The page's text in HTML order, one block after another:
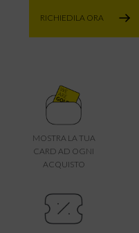
RICHIEDILA ORA
MOSTRA LA TUA
CARD AD OGNI
ACQUISTO